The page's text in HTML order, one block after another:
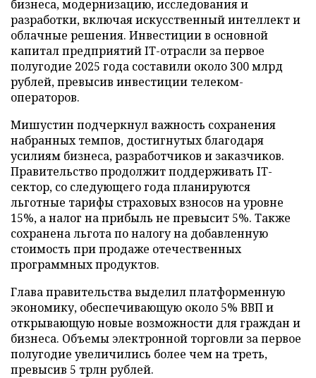
бизнеса, модернизацию, исследования и
разработки, включая искусственный интеллект и
облачные решения. Инвестиции в основной
капитал предприятий IT-отрасли за первое
полугодие 2025 года составили около 300 млрд
рублей, превысив инвестиции телеком-
операторов.
Мишустин подчеркнул важность сохранения
набранных темпов, достигнутых благодаря
усилиям бизнеса, разработчиков и заказчиков.
Правительство продолжит поддерживать IT-
сектор, со следующего года планируются
льготные тарифы страховых взносов на уровне
15%, а налог на прибыль не превысит 5%. Также
сохранена льгота по налогу на добавленную
стоимость при продаже отечественных
программных продуктов.
Глава правительства выделил платформенную
экономику, обеспечивающую около 5% ВВП и
открывающую новые возможности для граждан и
бизнеса. Объемы электронной торговли за первое
полугодие увеличились более чем на треть,
превысив 5 трлн рублей.